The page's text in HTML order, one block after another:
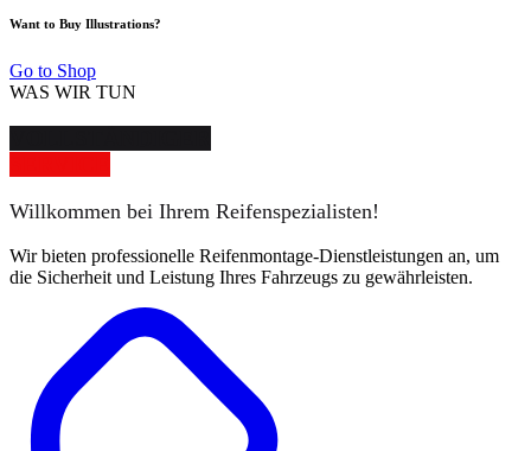
Want to Buy Illustrations?
Go to Shop
WAS WIR TUN
Willkommen bei Ihrem Reifenspezialisten!
Wir bieten professionelle Reifenmontage-Dienstleistungen an, um
die Sicherheit und Leistung Ihres Fahrzeugs zu gewährleisten.